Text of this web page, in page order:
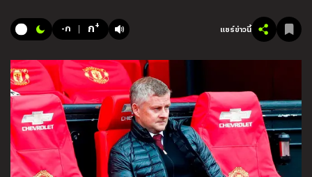
-ก ก+ แชร์ข่าวนี้